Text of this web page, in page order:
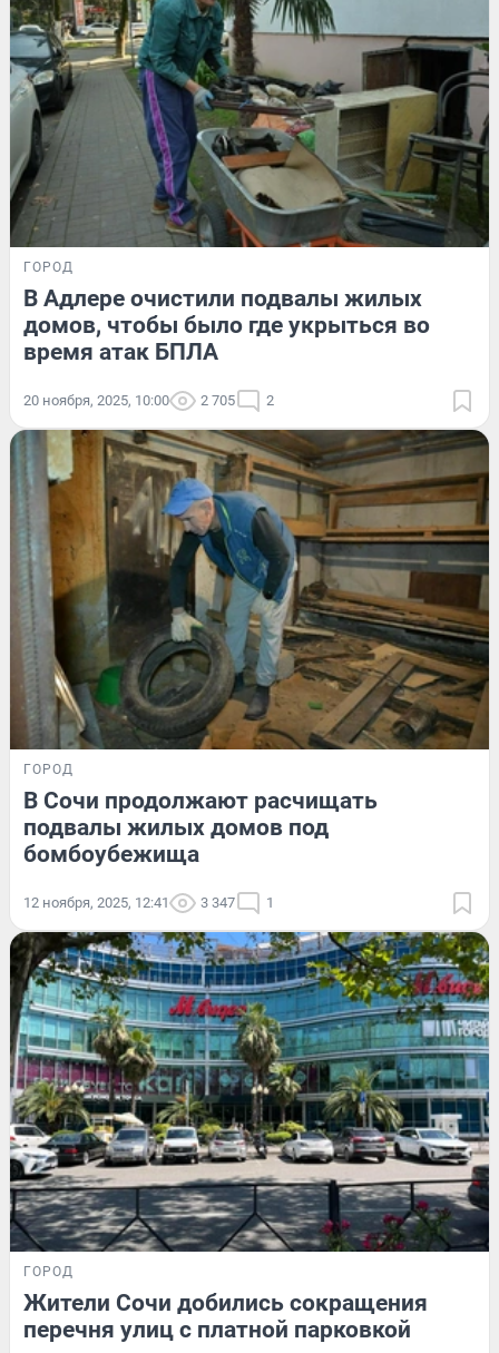
ГОРОД
В Адлере очистили подвалы жилых
домов, чтобы было где укрыться во
время атак БПЛА
20 ноября, 2025, 10:00 2 705 2
ГОРОД
В Сочи продолжают расчищать
подвалы жилых домов под
бомбоубежища
12 ноября, 2025, 12:41 3 347 1
ГОРОД
Жители Сочи добились сокращения
перечня улиц с платной парковкой